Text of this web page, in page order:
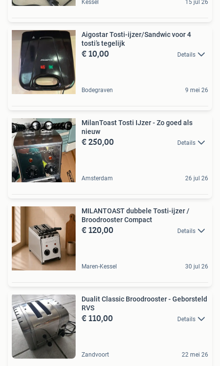
Kessel 15 jul 26
Aigostar Tosti-ijzer/Sandwic voor 4
tosti’s tegelijk
€ 10,00 Details
Bodegraven 9 mei 26
MilanToast Tosti IJzer - Zo goed als
nieuw
€ 250,00 Details
Amsterdam 26 jul 26
MILANTOAST dubbele Tosti-ijzer /
Broodrooster Compact
€ 120,00 Details
Maren-Kessel 30 jul 26
Dualit Classic Broodrooster - Geborsteld
RVS
€ 110,00 Details
Zandvoort 22 mei 26